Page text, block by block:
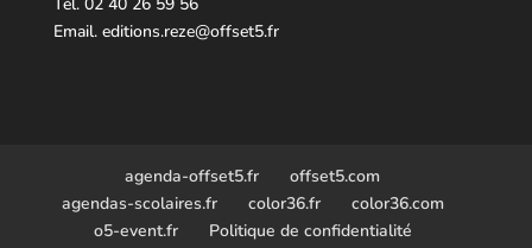
Email. editions.reze@offset5.fr
agenda-offset5.fr
offset5.com
agendas-scolaires.fr
color36.fr
color36.com
o5-event.fr
Politique de confidentialité